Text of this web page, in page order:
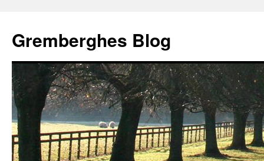
de
inhoud
Gremberghes Blog